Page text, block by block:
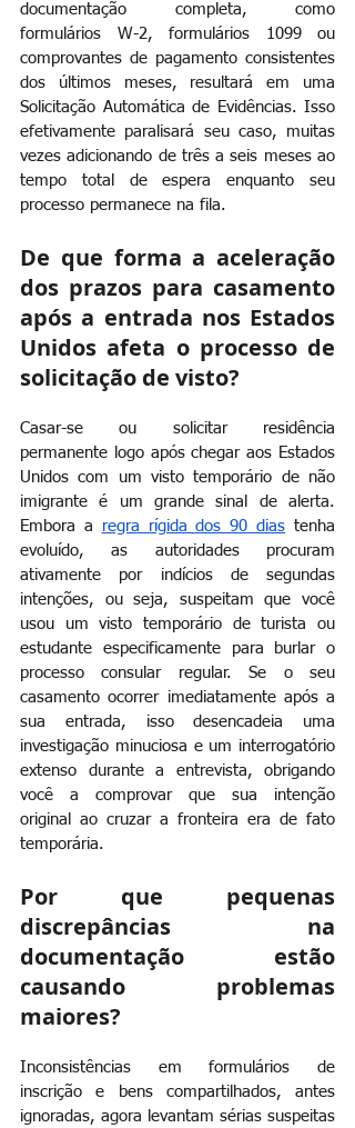
documentação completa, como
formulários W-2, formulários 1099 ou
comprovantes de pagamento consistentes
dos últimos meses, resultará em uma
Solicitação Automática de Evidências. Isso
efetivamente paralisará seu caso, muitas
vezes adicionando de três a seis meses ao
tempo total de espera enquanto seu
processo permanece na fila.
De que forma a aceleração
dos prazos para casamento
após a entrada nos Estados
Unidos afeta o processo de
solicitação de visto?
Casar-se ou solicitar residência
permanente logo após chegar aos Estados
Unidos com um visto temporário de não
imigrante é um grande sinal de alerta.
Embora a
regra rígida dos 90 dias tenha
evoluído, as autoridades procuram
ativamente por indícios de segundas
intenções, ou seja, suspeitam que você
usou um visto temporário de turista ou
estudante especificamente para burlar o
processo consular regular. Se o seu
casamento ocorrer imediatamente após a
sua entrada, isso desencadeia uma
investigação minuciosa e um interrogatório
extenso durante a entrevista, obrigando
você a comprovar que sua intenção
original ao cruzar a fronteira era de fato
temporária.
Por que pequenas
discrepâncias na
documentação estão
causando problemas
maiores?
Inconsistências em formulários de
inscrição e bens compartilhados, antes
ignoradas, agora levantam sérias suspeitas